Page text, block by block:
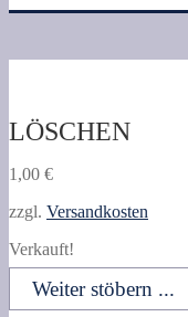
LÖSCHEN
1,00 €
zzgl. Versandkosten
Verkauft!
Weiter stöbern ...